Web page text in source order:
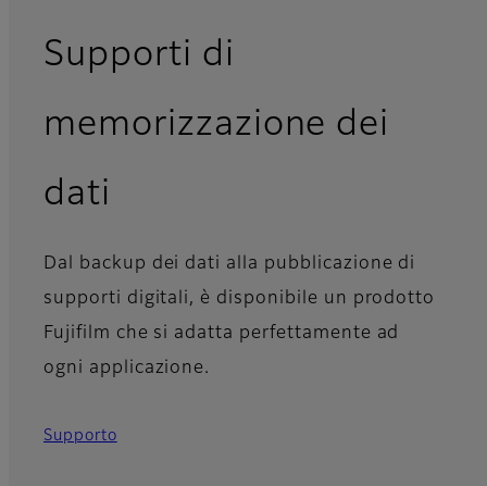
Supporti di
memorizzazione dei
dati
Dal backup dei dati alla pubblicazione di
supporti digitali, è disponibile un prodotto
Fujifilm che si adatta perfettamente ad
ogni applicazione.
Supporto